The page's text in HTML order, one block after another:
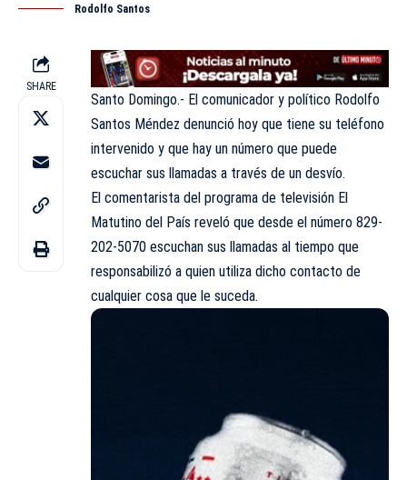
Rodolfo Santos
SHARE
Santo Domingo.- El comunicador y político Rodolfo
Santos Méndez denunció hoy que tiene su teléfono
intervenido y que hay un número que puede
escuchar sus llamadas a través de un desvío.
El comentarista del programa de televisión El
Matutino del País reveló que desde el número 829-
202-5070 escuchan sus llamadas al tiempo que
responsabilizó a quien utiliza dicho contacto de
cualquier cosa que le suceda.